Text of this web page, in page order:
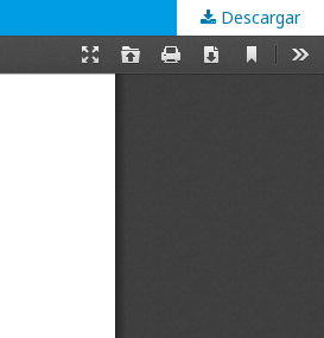
Descargar